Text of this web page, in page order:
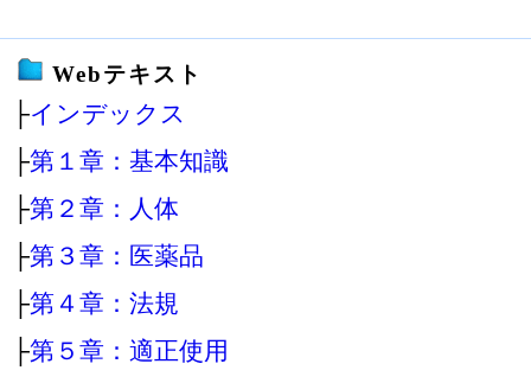
Webテキスト
├インデックス
├第１章：基本知識
├第２章：人体
├第３章：医薬品
├第４章：法規
├第５章：適正使用